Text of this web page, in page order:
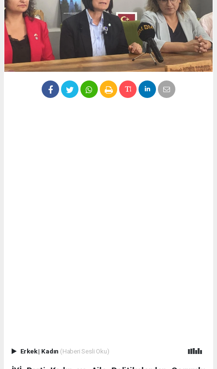
Erkek| Kadın (Haberi Sesli Oku)